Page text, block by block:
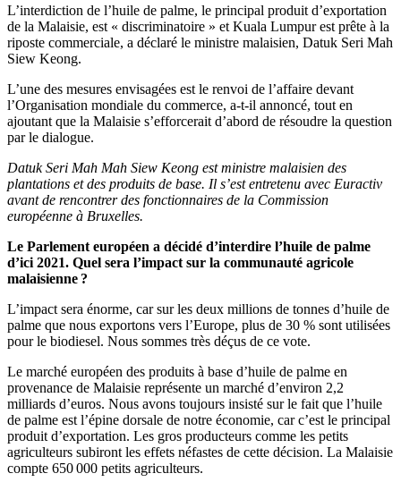
L’interdiction de l’huile de palme, le principal produit d’exportation
de la Malaisie, est « discriminatoire » et Kuala Lumpur est prête à la
riposte commerciale, a déclaré le ministre malaisien, Datuk Seri Mah
Siew Keong.
L’une des mesures envisagées est le renvoi de l’affaire devant
l’Organisation mondiale du commerce, a-t-il annoncé, tout en
ajoutant que la Malaisie s’efforcerait d’abord de résoudre la question
par le dialogue.
Datuk Seri Mah Mah Siew Keong est ministre malaisien des
plantations et des produits de base. Il s’est entretenu avec Euractiv
avant de rencontrer des fonctionnaires de la Commission
européenne à Bruxelles.
Le Parlement européen a décidé d’interdire l’huile de palme
d’ici 2021. Quel sera l’impact sur la communauté agricole
malaisienne ?
L’impact sera énorme, car sur les deux millions de tonnes d’huile de
palme que nous exportons vers l’Europe, plus de 30 % sont utilisées
pour le biodiesel. Nous sommes très déçus de ce vote.
Le marché européen des produits à base d’huile de palme en
provenance de Malaisie représente un marché d’environ 2,2
milliards d’euros. Nous avons toujours insisté sur le fait que l’huile
de palme est l’épine dorsale de notre économie, car c’est le principal
produit d’exportation. Les gros producteurs comme les petits
agriculteurs subiront les effets néfastes de cette décision. La Malaisie
compte 650 000 petits agriculteurs.